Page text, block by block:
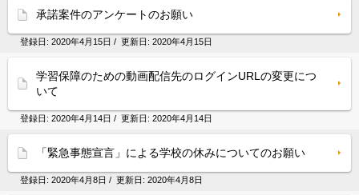
承諾案件のアンケートのお願い
登録日: 2020年4月15日 / 更新日: 2020年4月15日
学習保障のための動画配信先のログインURLの変更につ
いて
登録日: 2020年4月14日 / 更新日: 2020年4月14日
「緊急事態宣言」による学校の休みについてのお願い
登録日: 2020年4月8日 / 更新日: 2020年4月8日